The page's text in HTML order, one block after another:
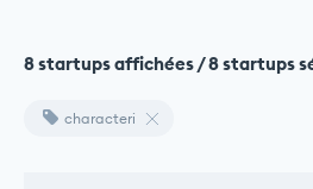
8 startups affichées / 8 startups
characteri